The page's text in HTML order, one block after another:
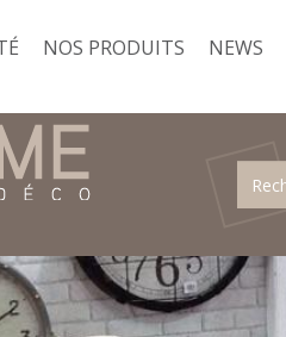
NOS PRODUITS NEWS